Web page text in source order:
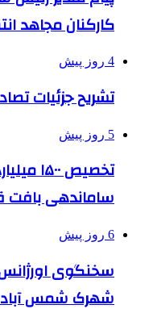
کارکنان مجاهد
4 روز پیش
تشریح جزئیات تصادف ۱۲ خودرو با
5 روز پیش
تخصیص
ساماندهی بافت
6 روز پیش
سخنگوی
شهرک شمس آباد به